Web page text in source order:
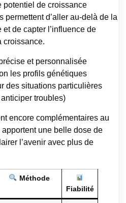
potentiel de croissance
permettent d’aller au-delà de la
de capter l’influence de
croissance.
et personnalisée
les profils génétiques
des situations particulières
troubles)
encore complémentaires au
une belle dose de
l’avenir avec plus de
Méthode
Fiabilité